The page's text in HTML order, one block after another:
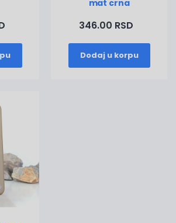
mat crna
346.00 RSD
Dodaj u korpu